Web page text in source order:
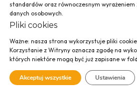
Komora
Specjalistycznakomora
lakiernicza
do zastosowania metody
hydrodynamicznegoza
standardów oraz równoczesnym
danych osobowych.
Pliki cookies
Ważne: nasza strona wykorzystuje pliki
Korzystanie z Witryny oznacza zgodę na
których niektóre mogą być już zapisane w
Akceptuj wszystkie Ustawienia